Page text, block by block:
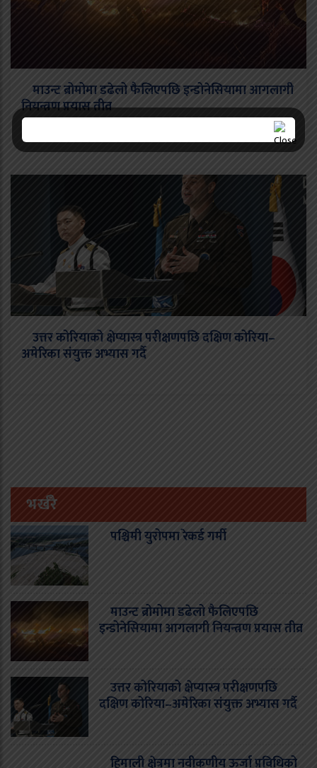
माउन्ट ब्रोमोमा डढेलो फैलिएपछि इन्डोनेसियामा आगलागी
नियन्त्रण प्रयास तीव्र
उत्तर कोरियाको क्षेप्यास्त्र परीक्षणपछि दक्षिण कोरिया–
अमेरिका संयुक्त अभ्यास गर्दै
भर्खरै
पश्चिमी युरोपमा रेकर्ड गर्मी
माउन्ट ब्रोमोमा डढेलो फैलिएपछि
इन्डोनेसियामा आगलागी नियन्त्रण प्रयास तीव्र
उत्तर कोरियाको क्षेप्यास्त्र परीक्षणपछि
दक्षिण कोरिया–अमेरिका संयुक्त अभ्यास गर्दै